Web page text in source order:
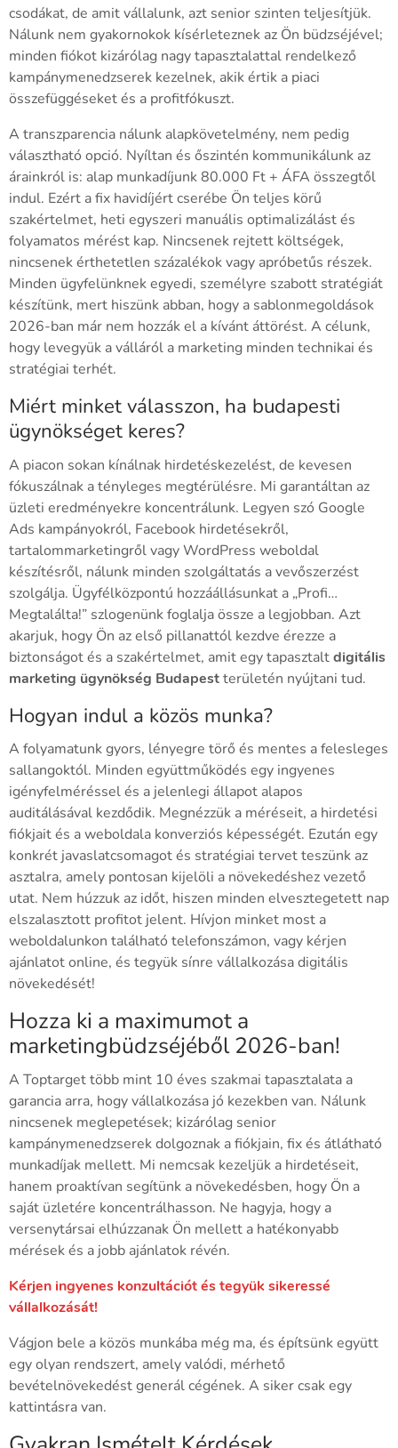
csodákat, de amit vállalunk, azt senior szinten teljesítjük.
Nálunk nem gyakornokok kísérleteznek az Ön büdzséjével;
minden fiókot kizárólag nagy tapasztalattal rendelkező
kampánymenedzserek kezelnek, akik értik a piaci
összefüggéseket és a profitfókuszt.
A transzparencia nálunk alapkövetelmény, nem pedig
választható opció. Nyíltan és őszintén kommunikálunk az
árainkról is: alap munkadíjunk 80.000 Ft + ÁFA összegtől
indul. Ezért a fix havidíjért cserébe Ön teljes körű
szakértelmet, heti egyszeri manuális optimalizálást és
folyamatos mérést kap. Nincsenek rejtett költségek,
nincsenek érthetetlen százalékok vagy apróbetűs részek.
Minden ügyfelünknek egyedi, személyre szabott stratégiát
készítünk, mert hiszünk abban, hogy a sablonmegoldások
2026-ban már nem hozzák el a kívánt áttörést. A célunk,
hogy levegyük a válláról a marketing minden technikai és
stratégiai terhét.
Miért minket válasszon, ha budapesti
ügynökséget keres?
A piacon sokan kínálnak hirdetéskezelést, de kevesen
fókuszálnak a tényleges megtérülésre. Mi garantáltan az
üzleti eredményekre koncentrálunk. Legyen szó Google
Ads kampányokról, Facebook hirdetésekről,
tartalommarketingről vagy WordPress weboldal
készítésről, nálunk minden szolgáltatás a vevőszerzést
szolgálja. Ügyfélközpontú hozzáállásunkat a „Profi…
Megtalálta!” szlogenünk foglalja össze a legjobban. Azt
akarjuk, hogy Ön az első pillanattól kezdve érezze a
biztonságot és a szakértelmet, amit egy tapasztaltdigitális
marketing ügynökség Budapestterületén nyújtani tud.
Hogyan indul a közös munka?
A folyamatunk gyors, lényegre törő és mentes a felesleges
sallangoktól. Minden együttműködés egy ingyenes
igényfelméréssel és a jelenlegi állapot alapos
auditálásával kezdődik. Megnézzük a méréseit, a hirdetési
fiókjait és a weboldala konverziós képességét. Ezután egy
konkrét javaslatcsomagot és stratégiai tervet teszünk az
asztalra, amely pontosan kijelöli a növekedéshez vezető
utat. Nem húzzuk az időt, hiszen minden elvesztegetett nap
elszalasztott profitot jelent. Hívjon minket most a
weboldalunkon található telefonszámon, vagy kérjen
ajánlatot online, és tegyük sínre vállalkozása digitális
növekedését!
Hozza ki a maximumot a
marketingbüdzséjéből 2026-ban!
A Toptarget több mint 10 éves szakmai tapasztalata a
garancia arra, hogy vállalkozása jó kezekben van. Nálunk
nincsenek meglepetések; kizárólag senior
kampánymenedzserek dolgoznak a fiókjain, fix és átlátható
munkadíjak mellett. Mi nemcsak kezeljük a hirdetéseit,
hanem proaktívan segítünk a növekedésben, hogy Ön a
saját üzletére koncentrálhasson. Ne hagyja, hogy a
versenytársai elhúzzanak Ön mellett a hatékonyabb
mérések és a jobb ajánlatok révén.
Kérjen ingyenes konzultációt és tegyük sikeressé
vállalkozását!
Vágjon bele a közös munkába még ma, és építsünk együtt
egy olyan rendszert, amely valódi, mérhető
bevételnövekedést generál cégének. A siker csak egy
kattintásra van.